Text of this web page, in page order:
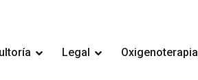
Legal Oxigenoterapia